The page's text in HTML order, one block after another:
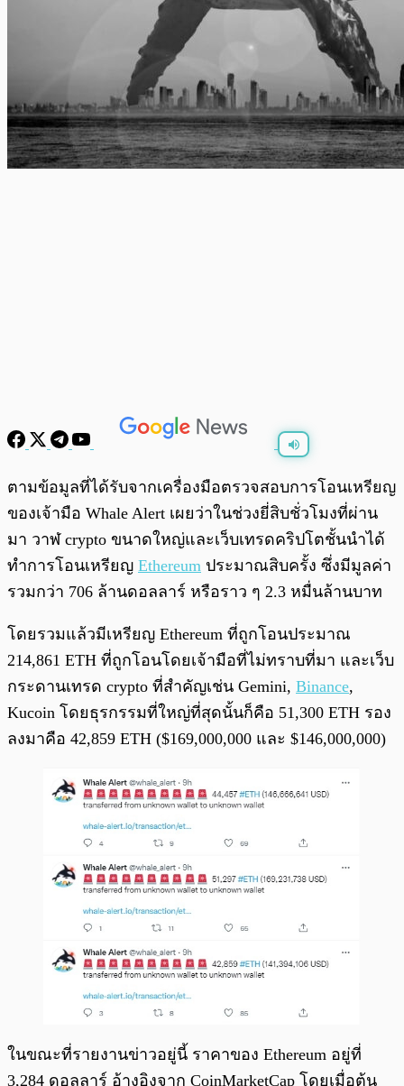
พร้อมเล่น 0:00/
ตามข้อมูลที่ได้รับจากเครื่องมือตรวจสอบการโอนเหรียญ
ของเจ้ามือ Whale Alert เผยว่าในช่วงยี่สิบชั่วโมงที่ผ่าน
มา วาฬ crypto ขนาดใหญ่และเว็บเทรดคริปโตชั้นนำได้
ทำการโอนเหรียญ Ethereum ประมาณสิบครั้ง ซึ่งมีมูลค่า
รวมกว่า 706 ล้านดอลลาร์ หรือราว ๆ 2.3 หมื่นล้านบาท
โดยรวมแล้วมีเหรียญ Ethereum ที่ถูกโอนประมาณ
214,861 ETH ที่ถูกโอนโดยเจ้ามือที่ไม่ทราบที่มา และเว็บ
กระดานเทรด crypto ที่สำคัญเช่น Gemini, Binance,
Kucoin โดยธุรกรรมที่ใหญ่ที่สุดนั้นก็คือ 51,300 ETH รอง
ลงมาคือ 42,859 ETH ($169,000,000 และ $146,000,000)
ในขณะที่รายงานข่าวอยู่นี้ ราคาของ Ethereum อยู่ที่
3,284 ดอลลาร์ อ้างอิงจาก CoinMarketCap โดยเมื่อต้น